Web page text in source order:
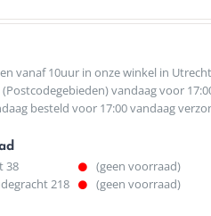
vanaf 10uur in onze winkel in Utrecht
vandaag voor
besteld voor 17:00 vandaag
38
(geen voorraad)
218
(geen voorraad)